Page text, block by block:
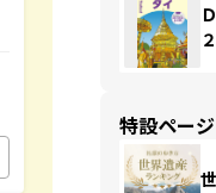
特設ページ